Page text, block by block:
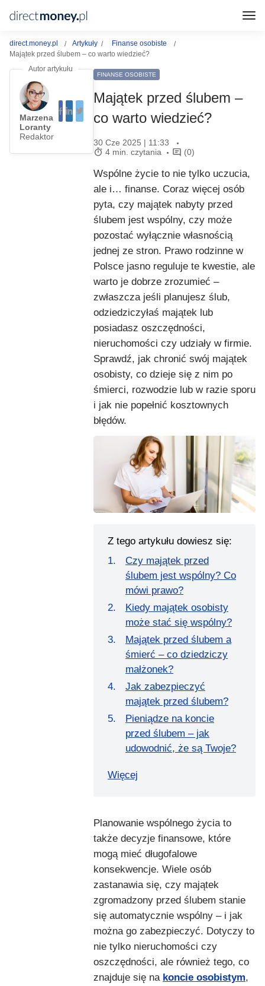
direct.money.pl Artykuły
Finanse osobiste
Majątek przed ślubem – co warto wiedzieć?
Marzena
Loranty
Redaktor
FINANSE OSOBISTE
Majątek przed ślubem –
co warto wiedzieć?
30 Cze 2025 | 11:33
4 min. czytania
(0)
Wspólne życie to nie tylko uczucia,
ale i… finanse. Coraz więcej osób
pyta, czy majątek nabyty przed
ślubem jest wspólny, czy może
pozostać wyłącznie własnością
jednej ze stron. Prawo rodzinne w
Polsce jasno reguluje te kwestie, ale
warto je dobrze zrozumieć –
zwłaszcza jeśli planujesz ślub,
odziedziczyłaś majątek lub
posiadasz oszczędności,
nieruchomości czy udziały w firmie.
Sprawdź, jak chronić swój majątek
osobisty, co dzieje się z nim po
śmierci, rozwodzie lub w razie sporu
i jak nie popełnić kosztownych
błędów.
Z tego artykułu dowiesz się:
Czy majątek przed
ślubem jest wspólny? Co
mówi prawo?
Kiedy majątek osobisty
może stać się wspólny?
Majątek przed ślubem a
śmierć – co dziedziczy
małżonek?
Jak zabezpieczyć
majątek przed ślubem?
Pieniądze na koncie
przed ślubem – jak
udowodnić, że są Twoje?
Więcej
Planowanie wspólnego życia to
także decyzje finansowe, które
mogą mieć długofalowe
konsekwencje. Wiele osób
zastanawia się, czy majątek
zgromadzony przed ślubem stanie
się automatycznie wspólny – i jak
można go zabezpieczyć. Dotyczy to
nie tylko nieruchomości czy
oszczędności, ale również tego, co
znajduje się na koncie osobistym,